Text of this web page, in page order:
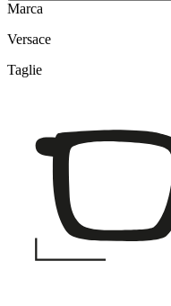
Marca
Versace
Taglie